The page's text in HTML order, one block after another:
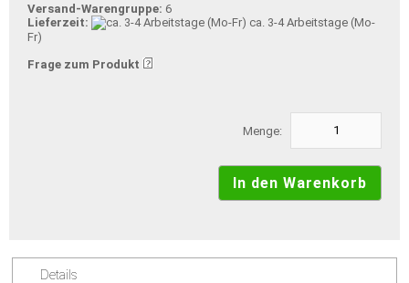
Versand-Warengruppe: 6
Lieferzeit:
ca. 3-4 Arbeitstage (Mo-
Fr)
Frage zum Produkt
Menge:
Details